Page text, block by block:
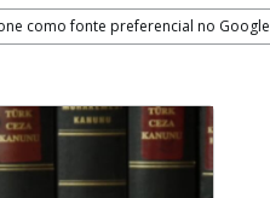
como fonte preferencial no Google